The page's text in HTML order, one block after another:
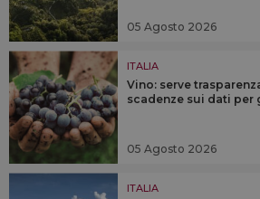
05 Agosto 2026
ITALIA
Vino: serve
scadenze sui dati
05 Agosto 2026
ITALIA